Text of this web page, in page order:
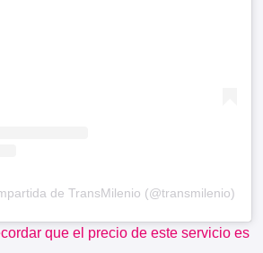
de TransMilenio (@transmilenio)
que el precio de este servicio es